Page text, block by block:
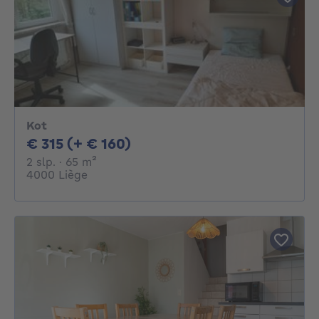
Kot
€ 315 (+ € 160)
2 slp. 2 slaapkamers
· 65 m²
4000 Liège